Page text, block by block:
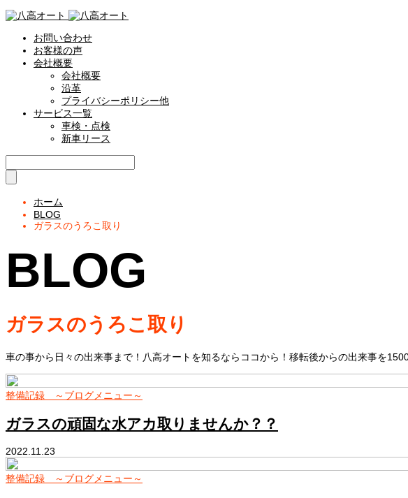
お問い合わせ
お客様の声
会社概要
会社概要
沿革
プライバシーポリシー他
サービス一覧
車検・点検
新車リース
ホーム
BLOG
ガラスのうろこ取り
BLOG
ガラスのうろこ取り
車の事から日々の出来事まで！八高オートを知るならココから！移転後からの出来事を
整備記録 ～ブログメニュー～
ガラスの頑固な水アカ取りませんか？？
2022.11.23
整備記録 ～ブログメニュー～